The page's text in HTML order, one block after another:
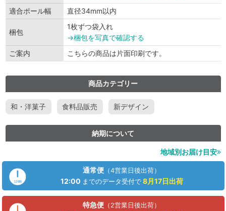
適合ポール幅
直径34mm以内
梱包
1枚ずつ袋入れ
→梱包を写真で確認する
ご案内
こちらの商品は片面印刷です。
商品カテゴリー
和・洋菓子 食料品販売 新デザイン
納期について
地域別お届け目安
通常便 （4営業日後出荷）
12:00 までのデータ受付で 8月17日出荷
特急便 （2営業日後出荷）